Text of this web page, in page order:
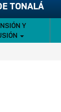
TONALÁ
Y